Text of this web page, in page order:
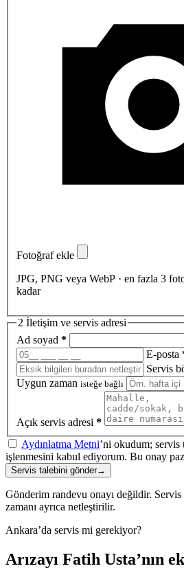
Fotoğraf ekle
JPG, PNG veya WebP · en fazla 3
kadar
2 İletişim ve servis adresi
Ad soyad *
E-posta
Servis
Uygun zaman isteğe bağlı
Açık servis adresi *
Aydınlatma Metni’ni okudum;
işlenmesini kabul ediyorum. Bu onay
Servis talebini gönder→
Gönderim randevu onayı değildir. Servis
zamanı ayrıca netleştirilir.
Ankara’da servis mi gerekiyor?
Arızayı Fatih Usta’nın